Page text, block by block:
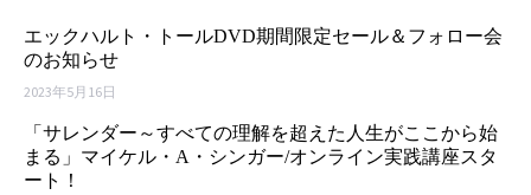
エックハルト・トールDVD期間限定セール＆フォロー会
のお知らせ
2023年5月16日
「サレンダー～すべての理解を超えた人生がここから始
まる」マイケル・A・シンガー/オンライン実践講座スタ
ート！